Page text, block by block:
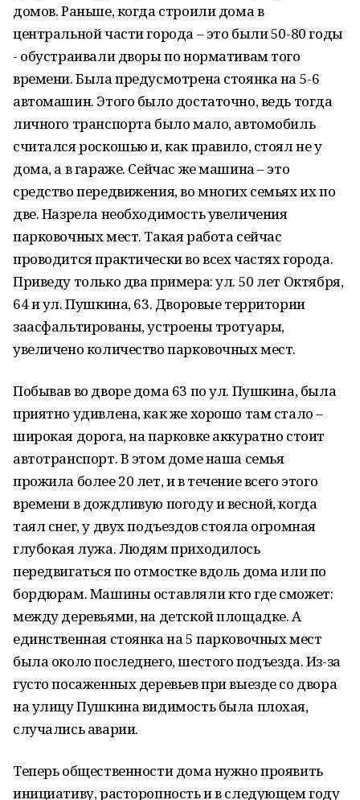
домов. Раньше, когда строили дома в
центральной части города – это были 50-80 годы
- обустраивали дворы по нормативам того
времени. Была предусмотрена стоянка на 5-6
автомашин. Этого было достаточно, ведь тогда
личного транспорта было мало, автомобиль
считался роскошью и, как правило, стоял не у
дома, а в гараже. Сейчас же машина – это
средство передвижения, во многих семьях их по
две. Назрела необходимость увеличения
парковочных мест. Такая работа сейчас
проводится практически во всех частях города.
Приведу только два примера: ул. 50 лет Октября,
64 и ул. Пушкина, 63. Дворовые территории
заасфальтированы, устроены тротуары,
увеличено количество парковочных мест.
Побывав во дворе дома 63 по ул. Пушкина, была
приятно удивлена, как же хорошо там стало –
широкая дорога, на парковке аккуратно стоит
автотранспорт. В этом доме наша семья
прожила более 20 лет, и в течение всего этого
времени в дождливую погоду и весной, когда
таял снег, у двух подъездов стояла огромная
глубокая лужа. Людям приходилось
передвигаться по отмостке вдоль дома или по
бордюрам. Машины оставляли кто где сможет:
между деревьями, на детской площадке. А
единственная стоянка на 5 парковочных мест
была около последнего, шестого подъезда. Из-за
густо посаженных деревьев при выезде со двора
на улицу Пушкина видимость была плохая,
случались аварии.
Теперь общественности дома нужно проявить
инициативу, расторопность и в следующем году